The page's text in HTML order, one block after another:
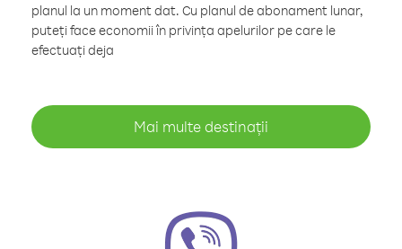
planul la un moment dat. Cu planul de abonament lunar,
puteți face economii în privința apelurilor pe care le
efectuați deja
Mai multe destinații